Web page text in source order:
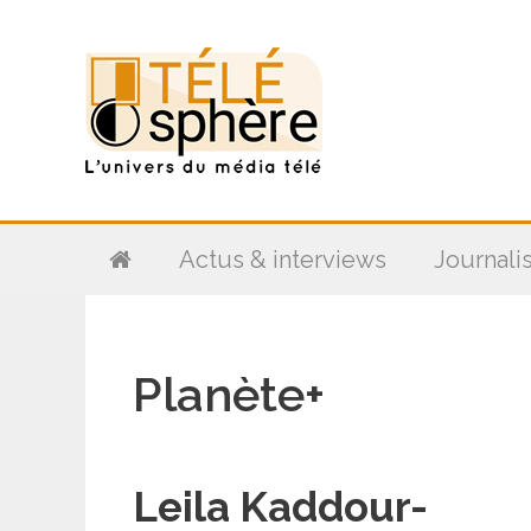
Actus & interviews
Planète+
Leila Kaddour-